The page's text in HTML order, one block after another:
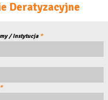
Deratyzacyjne
/ Instytucja *
*